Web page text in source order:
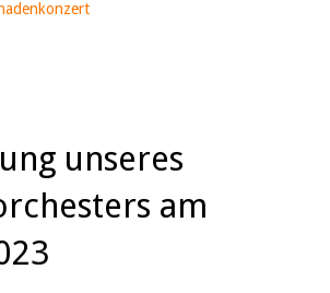
unseres
am